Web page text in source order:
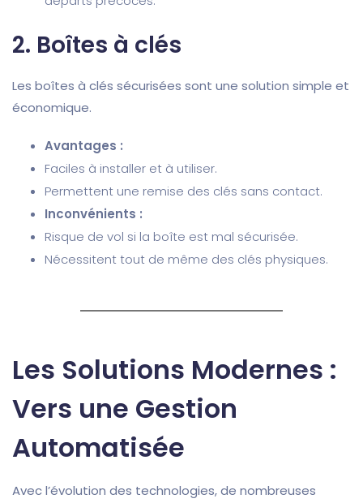
2. Boîtes à clés
Les boîtes à clés sécurisées sont une solution simple et
économique.
Avantages :
Faciles à installer et à utiliser.
Permettent une remise des clés sans contact.
Inconvénients :
Risque de vol si la boîte est mal sécurisée.
Nécessitent tout de même des clés physiques.
Les Solutions Modernes :
Vers une Gestion
Automatisée
Avec l’évolution des technologies, de nombreuses